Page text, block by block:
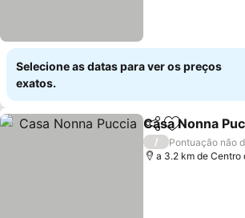
Selecione as datas para ver os preços
exatos.
PartilharAdicionar
Casa Nonna
/
Pontuação não
a 3.2 km de Centro